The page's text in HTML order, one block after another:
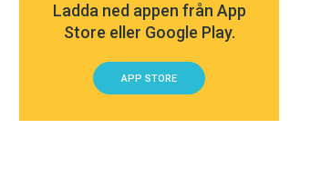
Ladda ned appen från App
Store eller Google Play.
APP STORE